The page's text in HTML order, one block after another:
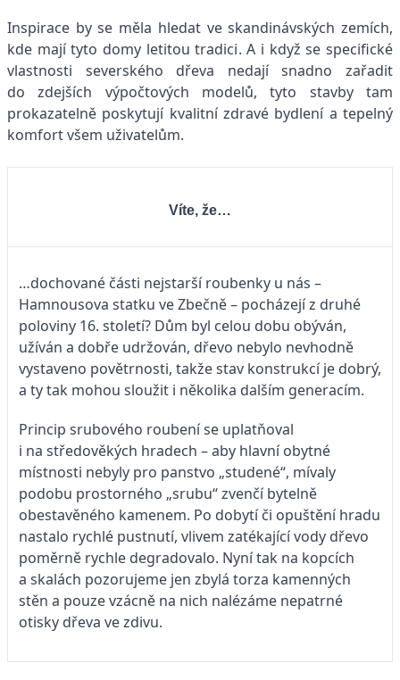
Inspirace by se měla hledat ve skandinávských zemích,
kde mají tyto domy letitou tradici. A i když se specifické
vlastnosti severského dřeva nedají snadno zařadit
do zdejších výpočtových modelů, tyto stavby tam
prokazatelně poskytují kvalitní zdravé bydlení a tepelný
komfort všem uživatelům.
Víte, že…
…dochované části nejstarší roubenky u nás –
Hamnousova statku ve Zbečně – pocházejí z druhé
poloviny 16. století? Dům byl celou dobu obýván,
užíván a dobře udržován, dřevo nebylo nevhodně
vystaveno povětrnosti, takže stav konstrukcí je dobrý,
a ty tak mohou sloužit i několika dalším generacím.
Princip srubového roubení se uplatňoval
i na středověkých hradech – aby hlavní obytné
místnosti nebyly pro panstvo „studené“, mívaly
podobu prostorného „srubu“ zvenčí bytelně
obestavěného kamenem. Po dobytí či opuštění hradu
nastalo rychlé pustnutí, vlivem zatékající vody dřevo
poměrně rychle degradovalo. Nyní tak na kopcích
a skalách pozorujeme jen zbylá torza kamenných
stěn a pouze vzácně na nich nalézáme nepatrné
otisky dřeva ve zdivu.